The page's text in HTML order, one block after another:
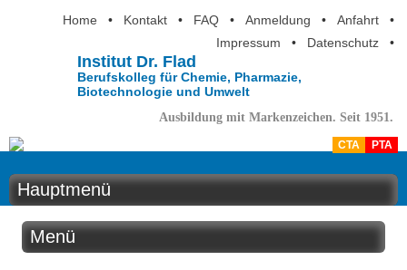
Home • Kontakt • FAQ • Anmeldung • Anfahrt
•
Impressum
• Datenschutz •
Institut Dr. Flad
Berufskolleg für Chemie, Pharmazie,
Biotechnologie und Umwelt
Ausbildung mit Markenzeichen. Seit 1951.
CTA PTA
Hauptmenü
Home
Menü